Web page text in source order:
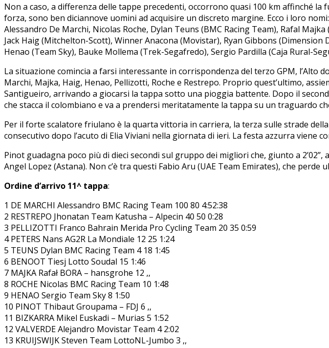
Non a caso, a differenza delle tappe precedenti, occorrono quasi 100 km affinché
forza, sono ben diciannove uomini ad acquisire un discreto margine. Ecco i loro
Alessandro De Marchi, Nicolas Roche, Dylan Teuns (BMC Racing Team), Rafal
Jack Haig (Mitchelton-Scott), Winner Anacona (Movistar), Ryan Gibbons
Henao (Team Sky), Bauke Mollema (Trek-Segafredo), Sergio Pardilla (Caja Rural-
La situazione comincia a farsi interessante in corrispondenza del terzo GPM,
Marchi, Majka, Haig, Henao, Pellizotti, Roche e Restrepo. Proprio quest’ultimo,
Santigueiro, arrivando a giocarsi la tappa sotto una pioggia battente. Dopo il
che stacca il colombiano e va a prendersi meritatamente la tappa su un traguardo
Per il forte scalatore friulano è la quarta vittoria in carriera, la terza sulle strade
consecutivo dopo l’acuto di Elia Viviani nella giornata di ieri. La festa azzurra viene
Pinot guadagna poco più di dieci secondi sul gruppo dei migliori che, giunto a
Angel Lopez (Astana). Non c’è tra questi Fabio Aru (UAE Team Emirates), che perde
Ordine d’arrivo 11^ tappa:
1 DE MARCHI Alessandro BMC Racing Team 100 80 4:52:38
2 RESTREPO Jhonatan Team Katusha – Alpecin 40 50 0:28
3 PELLIZOTTI Franco Bahrain Merida Pro Cycling Team 20 35 0:59
4 PETERS Nans AG2R La Mondiale 12 25 1:24
5 TEUNS Dylan BMC Racing Team 4 18 1:45
6 BENOOT Tiesj Lotto Soudal 15 1:46
7 MAJKA Rafał BORA – hansgrohe 12 ,,
8 ROCHE Nicolas BMC Racing Team 10 1:48
9 HENAO Sergio Team Sky 8 1:50
10 PINOT Thibaut Groupama – FDJ 6 ,,
11 BIZKARRA Mikel Euskadi – Murias 5 1:52
12 VALVERDE Alejandro Movistar Team 4 2:02
13 KRUIJSWIJK Steven Team LottoNL-Jumbo 3 ,,